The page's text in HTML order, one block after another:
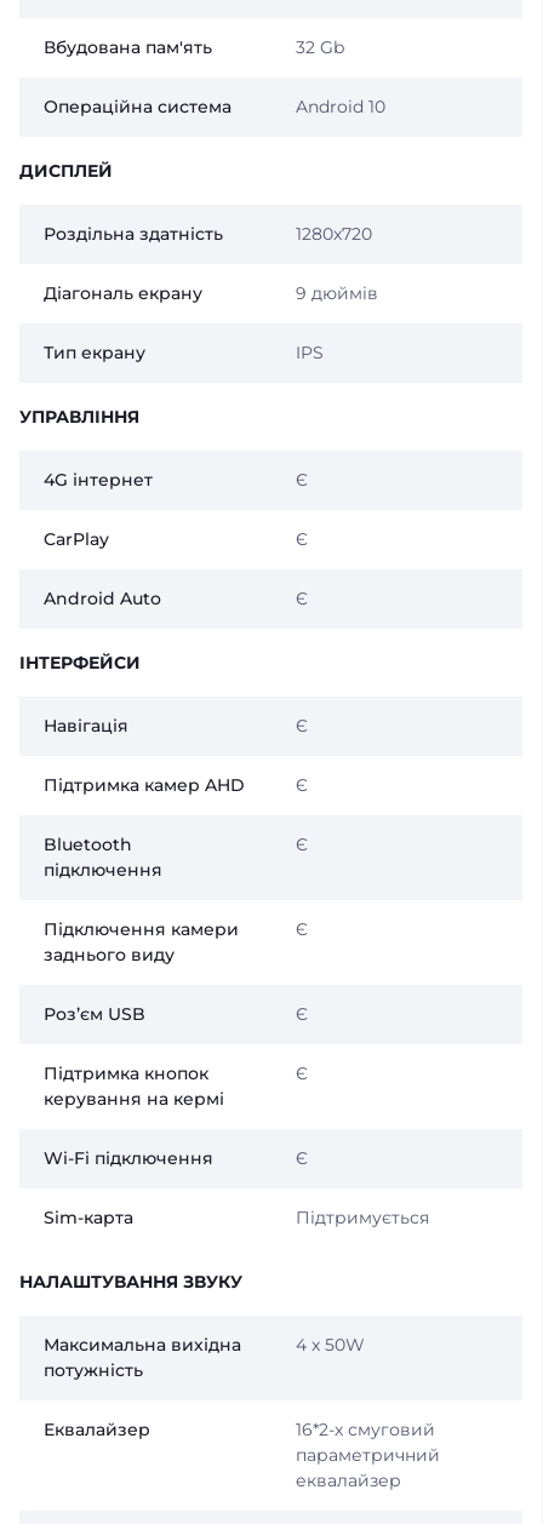
Вбудована пам'ять 32 Gb
Операційна система Android 10
ДИСПЛЕЙ
Роздільна здатність 1280x720
Діагональ екрану 9 дюймів
Тип екрану IPS
УПРАВЛІННЯ
4G інтернет Є
CarPlay Є
Android Auto Є
ІНТЕРФЕЙСИ
Навігація Є
Підтримка камер AHD Є
Bluetooth
підключення
Є
Підключення камери
заднього виду
Є
Розʼєм USB Є
Підтримка кнопок
керування на кермі
Є
Wi-Fi підключення Є
Sim-карта Підтримується
НАЛАШТУВАННЯ ЗВУКУ
Максимальна вихідна
потужність
4 x 50W
Еквалайзер
16*2-х смуговий
параметричний
еквалайзер